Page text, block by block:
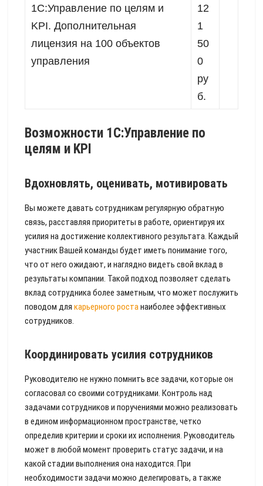
1C:Управление по целям и
KPI. Дополнительная
лицензия на 100 объектов
управления
12
1
50
0
ру
б.
Возможности 1С:Управление по
целям и KPI
Вдохновлять, оценивать, мотивировать
Вы можете давать сотрудникам регулярную обратную
связь, расставляя приоритеты в работе, ориентируя их
усилия на достижение коллективного результата. Каждый
участник Вашей команды будет иметь понимание того,
что от него ожидают, и наглядно видеть свой вклад в
результаты компании. Такой подход позволяет сделать
вклад сотрудника более заметным, что может послужить
поводом для карьерного ростанаиболее эффективных
сотрудников.
Координировать усилия сотрудников
Руководителю не нужно помнить все задачи, которые он
согласовал со своими сотрудниками. Контроль над
задачами сотрудников и поручениями можно реализовать
в едином информационном пространстве, четко
определив критерии и сроки их исполнения. Руководитель
может в любой момент проверить статус задачи, и на
какой стадии выполнения она находится. При
необходимости задачи можно делегировать, а также